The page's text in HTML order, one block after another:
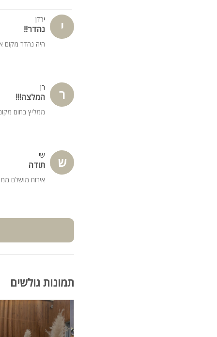
י ירדן
נהדר!!
היה נהדר מקום
ר רן
המלצה!!!
ממליץ בחום
ש שי
תודה
אירוח מושלם
תמונות גולשים